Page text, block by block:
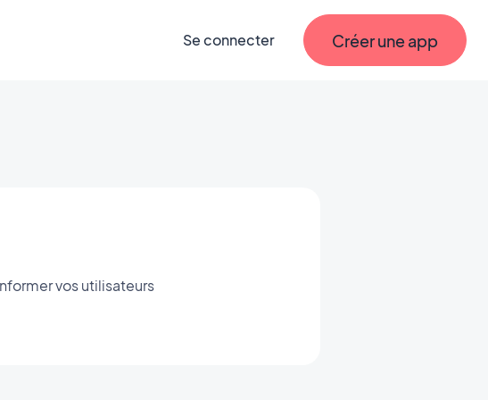
Se connecter Créer une app
vos utilisateurs